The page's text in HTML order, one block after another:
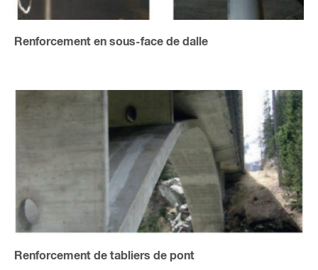
Renforcement en sous-face de dalle
Renforcement de tabliers de pont